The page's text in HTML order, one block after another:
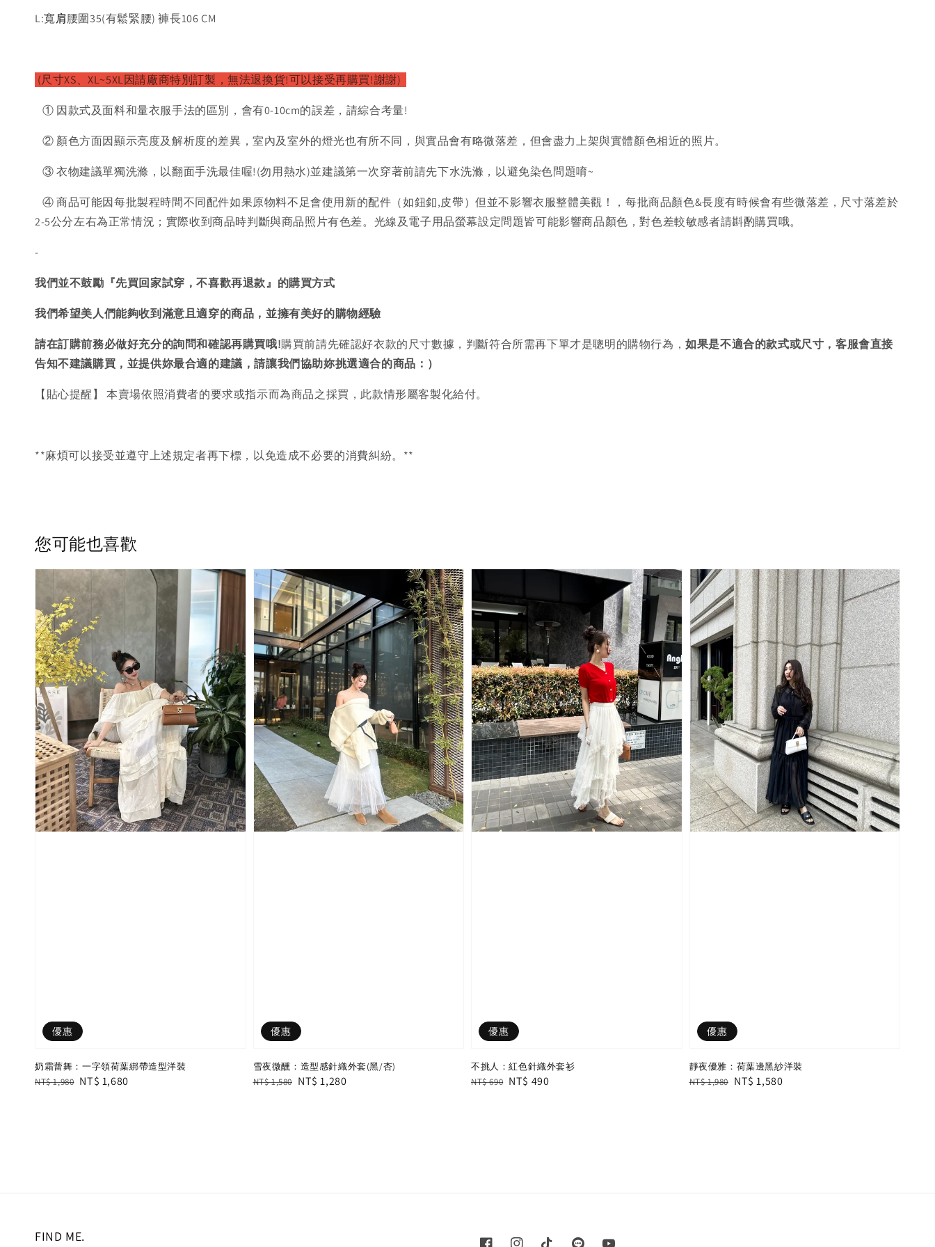
L:寬肩腰圍35(有鬆緊腰) 褲長106 CM
(尺寸XS、XL~5XL因請廠商特別訂製，無法退換貨!可以接受再購買!謝謝)
① 因款式及面料和量衣服手法的區別，會有0-10cm的誤差，請綜合考量!
② 顏色方面因顯示亮度及解析度的差異，室內及室外的燈光也有所不同，與實品會有略微落差，但會盡力上架與實體顏色相近的照片。
③ 衣物建議單獨洗滌，以翻面手洗最佳喔!(勿用熱水)並建議第一次穿著前請先下水洗滌，以避免染色問題唷~
④ 商品可能因每批製程時間不同配件如果原物料不足會使用新的配件（如鈕釦,皮帶）但並不影響衣服整體美觀！，每批商品顏色&長度有時候會有些微落差，尺寸落差於
2-5公分左右為正常情況；實際收到商品時判斷與商品照片有色差。光線及電子用品螢幕設定問題皆可能影響商品顏色，對色差較敏感者請斟酌購買哦。
-
我們並不鼓勵『先買回家試穿，不喜歡再退款』的購買方式
我們希望美人們能夠收到滿意且適穿的商品，並擁有美好的購物經驗
請在訂購前務必做好充分的詢問和確認再購買哦!購買前請先確認好衣款的尺寸數據，判斷符合所需再下單才是聰明的購物行為，如果是不適合的款式或尺寸，客服會直接
告知不建議購買， 並提供妳最合適的建議，請讓我們協助妳挑選適合的商品：）
【貼心提醒】 本賣場依照消費者的要求或指示而為商品之採買，此款情形屬客製化給付。
**麻煩可以接受並遵守上述規定者再下標，以免造成不必要的消費糾紛。**
您可能也喜歡
優惠
奶霜蕾舞：一字領荷葉綁帶造型洋裝
Regular
NT$ 1,980 Sale
NT$ 1,680
優惠
雪夜微醺：造型感針織外套(黑/杏)
Regular
NT$ 1,580 Sale
NT$ 1,280
優惠
不挑人：紅色針織外套衫
Regular
NT$ 690 Sale
NT$ 490
優惠
靜夜優雅：荷葉邊黑紗洋裝
Regular
NT$ 1,980 Sale
NT$ 1,580
FIND ME.